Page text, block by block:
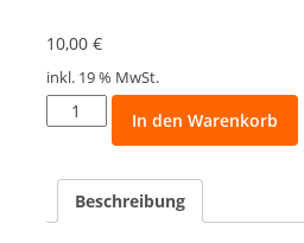
10,00 €
inkl. 19 % MwSt.
Erotische
Märchen
Liebe,
Lust
und
In den Warenkorb
Beschreibung